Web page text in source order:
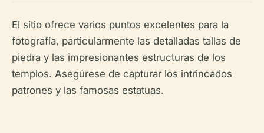
El sitio ofrece varios puntos excelentes para la
fotografía, particularmente las detalladas tallas de
piedra y las impresionantes estructuras de los
templos. Asegúrese de capturar los intrincados
patrones y las famosas estatuas.